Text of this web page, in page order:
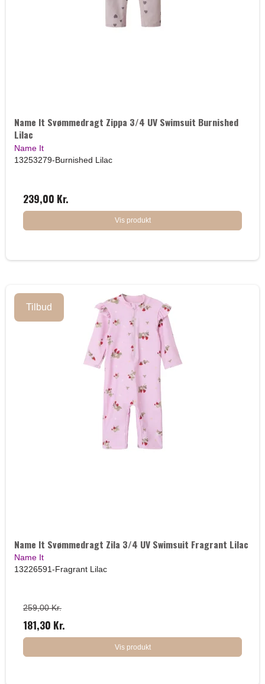
Name It Svømmedragt Zippa 3/4 UV Swimsuit Burnished
Lilac
Name It
13253279-Burnished Lilac
239,00 Kr.
Vis produkt
Tilbud
Name It Svømmedragt Zila 3/4 UV Swimsuit Fragrant Lilac
Name It
13226591-Fragrant Lilac
259,00 Kr.
181,30 Kr.
Vis produkt